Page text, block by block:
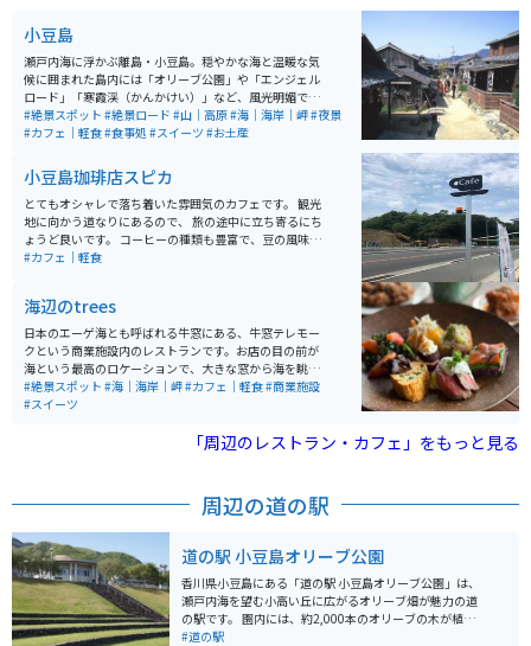
小豆島
瀬戸内海に浮かぶ離島・小豆島。穏やかな海と温暖な気
候に囲まれた島内には「オリーブ公園」や「エンジェル
ロード」「寒霞渓（かんかけい）」など、風光明媚でフ
ォトジェニックなスポットがたくさんあります。「二十
四の瞳映画村・岬の分教場」や桜の名所「城山公園」
深い場所も多く、女性や若者の旅先としても注目されて
います。「迷路のまち」や「中山千枚田」など内陸部に
も見どころが多いのも魅力です。
#絶景スポット #絶景ロード #山｜高原#海｜海岸｜岬#夜景
#カフェ｜軽食#食事処 #スイーツ #お土産
小豆島珈琲店スピカ
とてもオシャレで落ち着いた雰囲気のカフェです。 観光
地に向かう道なりにあるので、 旅の途中に立ち寄るにち
ょうど良いです。 コーヒーの種類も豊富で、豆の風味・
特性にこだわった高品質で特徴的な味を堪能できます。
#カフェ｜軽食
海辺のtrees
日本のエーゲ海とも呼ばれる牛窓にある、牛窓テレモー
クという商業施設内のレストランです。お店の目の前が
海という最高のロケーションで、大きな窓から海を眺め
ながら食事をすることができます。外にも席があり、気
候が良い時は外での食事も気持ちよさそうです。 地元瀬
戸内市産のフルーツを使ったパフェなども楽しめます。
#絶景スポット #海｜海岸｜岬#カフェ｜軽食#商業施設
#スイーツ
「周辺のレストラン・カフェ」をもっと見る
周辺の道の駅
道の駅 小豆島オリーブ公園
香川県小豆島にある「道の駅 小豆島オリーブ公園」は、
瀬戸内海を望む小高い丘に広がるオリーブ畑が魅力の道
の駅です。 園内には、約2,000本のオリーブの木が植え
られており、オリーブの歴史や文化を学べる施設や、オ
#道の駅